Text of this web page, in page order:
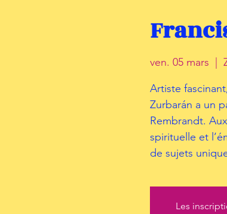
ven. 05 mars
Artiste
Zurbarán a un
Rembrandt.
spirituelle et
de sujets
Les